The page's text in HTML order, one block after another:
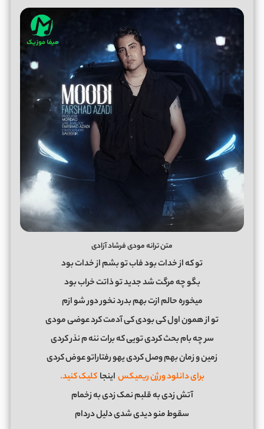
متن ترانه مودی فرشاد آزادی
ﺗﻮ ﻛﻪ از ﺧﺪات ﺑﻮد ﻓﺎب ﺗﻮ ﺑﺸﻢ از ﺧﺪات ﺑﻮد
ﺑﮕﻮ ﭼﻪ ﻣﺮﮔﺖ ﺷﺪ ﺟﺪﻳﺪ ﺗﻮ ذاﺗﺖ ﺧﺮاب ﺑﻮد
ﻣﻴﺨﻮره ﺣﺎﻟﻢ ازت ﺑﻬﻢ ﺑﺪرد ﻧﺨﻮر دور ﺷﻮ ازم
ﺗﻮ از ﻫﻤﻮن اول ﻛﻰ ﺑﻮدی ﻛﻰ آدﻣﺖ ﻛﺮد ﻋﻮﺿﻰ ﻣﻮدی
ﺳﺮ ﭼﻪ ﺑﺎم ﺑﺤﺚ ﻛﺮدی ﺗﻮﻳﻰ ﻛﻪ ﺑﺮات ﻧﻨﻪ م ﻧﺬر ﻛﺮدی
زﻣﻴﻦ و زﻣﺎن ﺑﻬﻢ وﺻﻞ ﻛﺮدی ﻳﻬﻮ رﻓﺘﺎراﺗﻮ ﻋﻮض ﻛﺮدی
برای دانلود ورژن ریمیکس اینجا کلیک کنید.
آﺗﺶ زدی ﺑﻪ ﻗﻠﺒﻢ ﻧﻤﮏ زدی ﺑﻪ زﺧﻤﺎم
ﺳﻘﻮط ﻣﻨﻮ دﻳﺪی ﺷﺪی دﻟﻴﻞ دردام